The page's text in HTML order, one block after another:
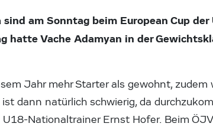
am Sonntag beim European Cup der
hatte Vache Adamyan in der
Jahr mehr Starter als gewohnt,
dann natürlich schwierig, da
U18-Nationaltrainer Ernst Hofer. Beim